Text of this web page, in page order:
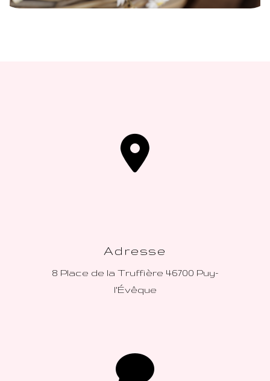
Adresse
8 Place de la Truffière 46700 Puy-
l'Évêque